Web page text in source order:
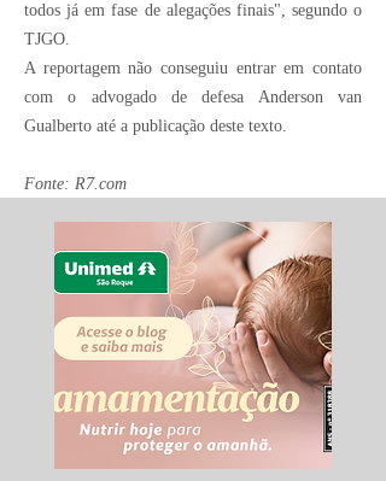
todos já em fase de alegações finais", segundo o
TJGO.
A reportagem não conseguiu entrar em contato
com o advogado de defesa Anderson van
Gualberto até a publicação deste texto.
Fonte: R7.com